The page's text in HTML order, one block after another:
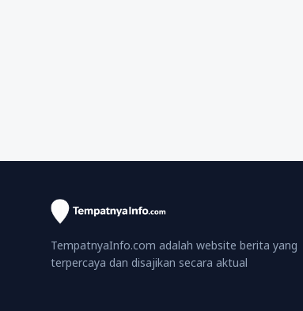
TempatnyaInfo.com adalah website berita yang
terpercaya dan disajikan secara aktual